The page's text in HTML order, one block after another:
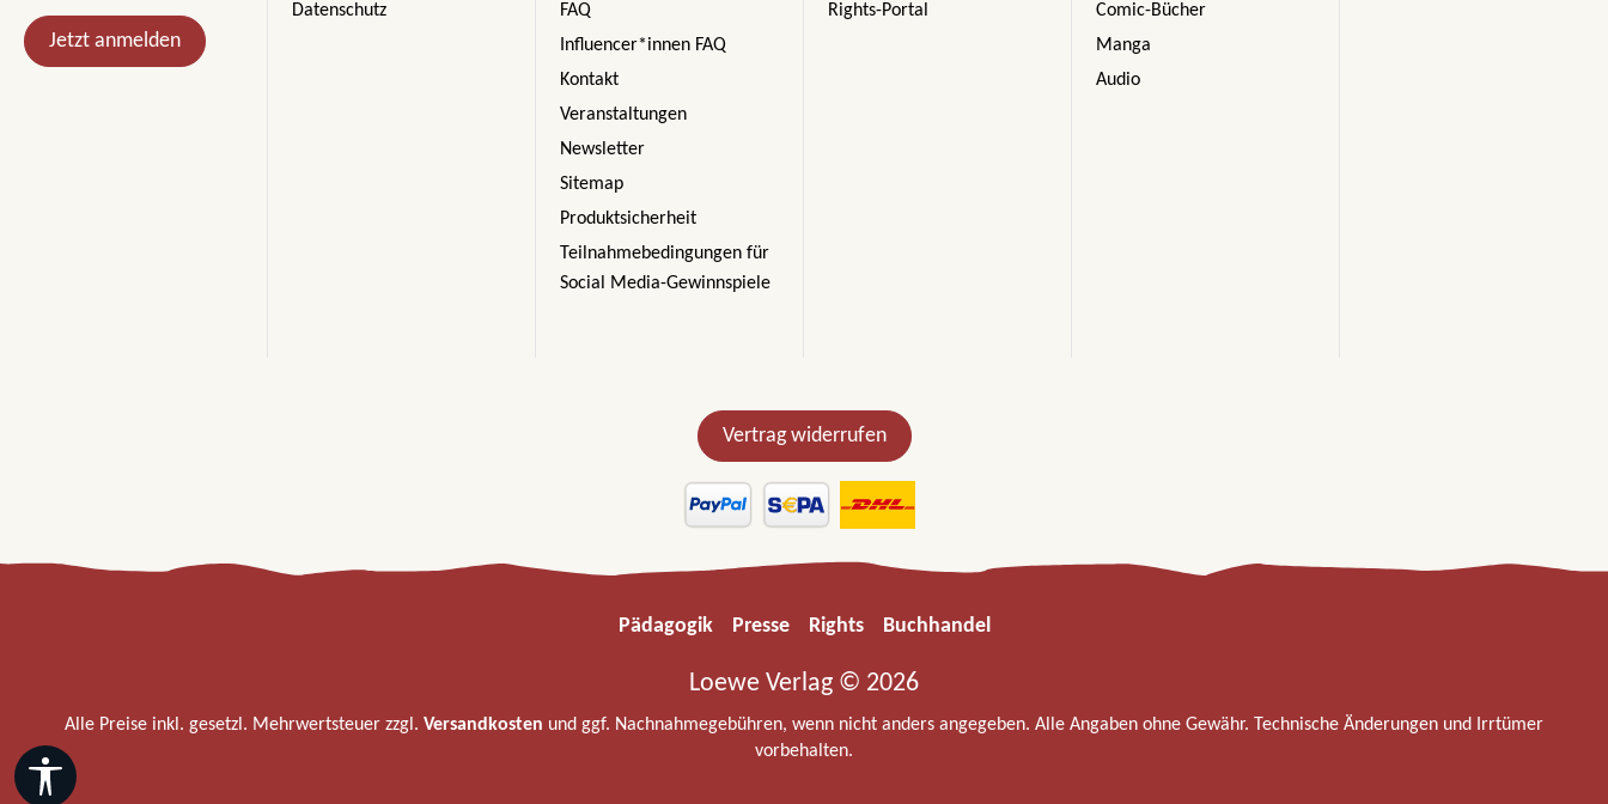
Jetzt anmelden
Datenschutz
FAQ
Influencer*innen FAQ
Kontakt
Veranstaltungen
Newsletter
Sitemap
Produktsicherheit
Teilnahmebedingungen für
Social Media-Gewinnspiele
Rights-Portal
Comic-Bücher
Manga
Audio
Vertrag widerrufen
Pädagogik Presse Rights Buchhandel
Loewe Verlag © 2026
Alle Preise inkl. gesetzl. Mehrwertsteuer zzgl. Versandkosten und ggf. Nachnahmegebühren, wenn nicht anders angegeben. Alle Angaben ohne Gewähr. Technische Änderungen und Irrtümer
vorbehalten.
Werkzeugleiste anzeigen